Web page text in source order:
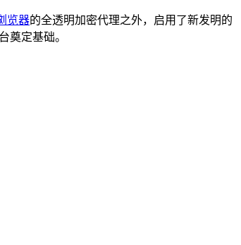
览器的全透明加密代理之外，启用了新发明的
奠定基础。